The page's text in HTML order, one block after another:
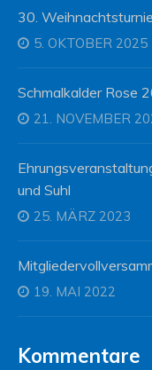
30.
5. OKTOBER 2025
Schmalkalder Rose
21. NOVEMBER
und Suhl
25. MÄRZ 2023
19. MAI 2022
Kommentare